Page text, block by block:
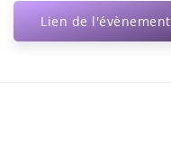
Lien de l'évènement